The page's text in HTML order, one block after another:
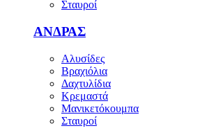
Σταυροί
ΑΝΔΡΑΣ
Αλυσίδες
Βραχιόλια
Δαχτυλίδια
Κρεμαστά
Μανικετόκουμπα
Σταυροί